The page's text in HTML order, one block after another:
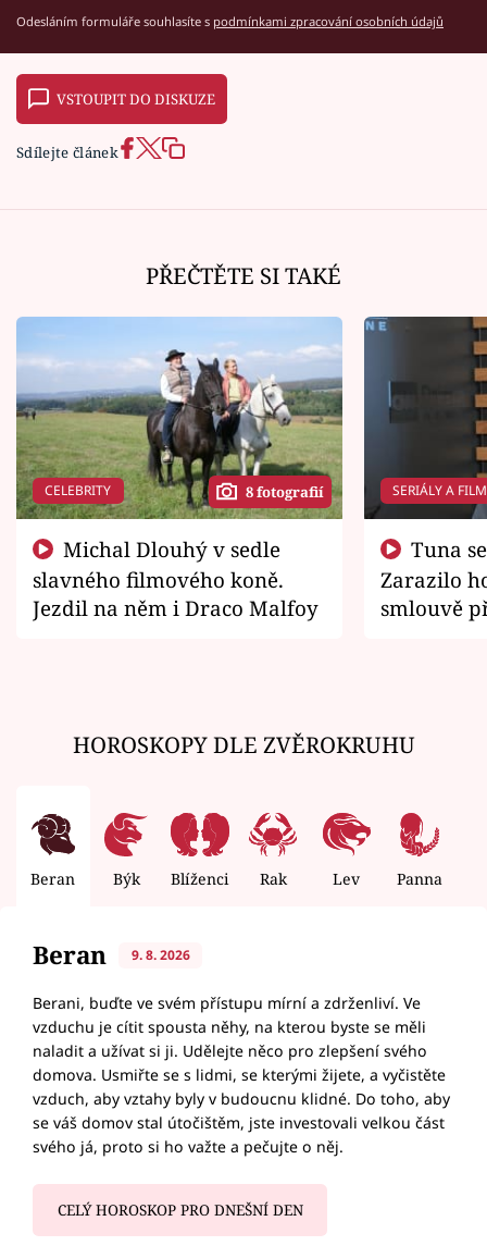
Odesláním formuláře souhlasíte s podmínkami zpracování osobních údajů
VSTOUPIT DO DISKUZE
Sdílejte článek
PŘEČTĚTE SI TAKÉ
CELEBRITY 8 fotografií
slavného filmového koně.
Jezdil na něm i Draco Malfoy
SERIÁLY A
Zarazilo
smlouvě
HOROSKOPY DLE ZVĚROKRUHU
Beran Býk Blíženci Rak Lev Panna
Beran 9. 8. 2026
Berani, buďte ve svém přístupu mírní a zdrženliví. Ve
vzduchu je cítit spousta něhy, na kterou byste se měli
naladit a užívat si ji. Udělejte něco pro zlepšení svého
domova. Usmiřte se s lidmi, se kterými žijete, a vyčistěte
vzduch, aby vztahy byly v budoucnu klidné. Do toho, aby
se váš domov stal útočištěm, jste investovali velkou část
svého já, proto si ho važte a pečujte o něj.
CELÝ HOROSKOP PRO DNEŠNÍ DEN